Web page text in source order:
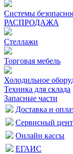
Системы
РАСПРОДАЖА
Стеллажи
Торговая мебель
Холодильное
Техника для склада
Запасные части
Доставка и
Сервисный
Онлайн кассы
ЕГАИС